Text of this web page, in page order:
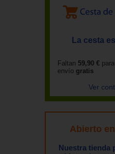
La cesta
Faltan 59,90 €
envío gratis
Ver
Abierto
Nuestra tienda